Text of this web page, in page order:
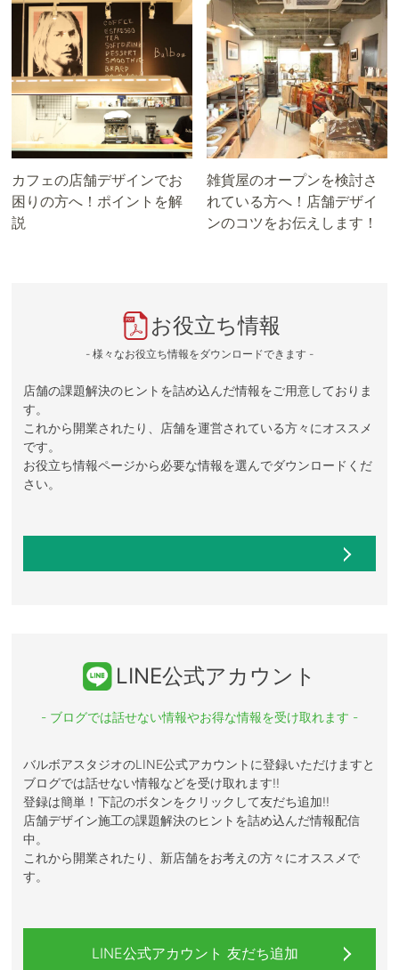
カフェの店舗デザインでお
困りの方へ！ポイントを解
説
雑貨屋のオープンを検討さ
れている方へ！店舗デザイ
ンのコツをお伝えします！
お役立ち情報
- 様々なお役立ち情報をダウンロードできます -
店舗の課題解決のヒントを詰め込んだ情報をご用意しておりま
す。
これから開業されたり、店舗を運営されている方々にオススメ
です。
お役立ち情報ページから必要な情報を選んでダウンロードくだ
さい。
LINE公式アカウント
- ブログでは話せない情報やお得な情報を受け取れます -
バルボアスタジオのLINE公式アカウントに登録いただけますと
ブログでは話せない情報などを受け取れます!!
登録は簡単！下記のボタンをクリックして友だち追加!!
店舗デザイン施工の課題解決のヒントを詰め込んだ情報配信
中。
これから開業されたり、新店舗をお考えの方々にオススメで
す。
LINE公式アカウント 友だち追加